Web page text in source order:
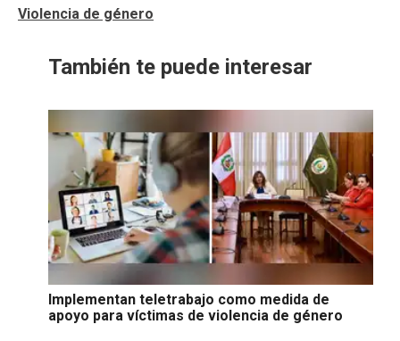
Violencia de género
También te puede interesar
Implementan teletrabajo como medida de
apoyo para víctimas de violencia de género